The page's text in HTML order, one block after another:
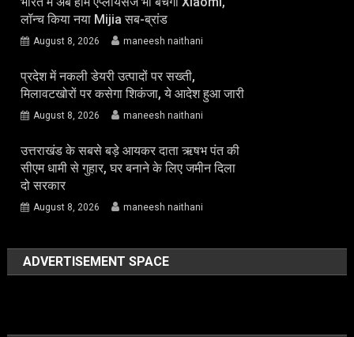
लॉन्च किया नया Mijia सब-ब्रांड
August 8, 2026 maneesh naithani
प्रदेश में नकली डेयरी उत्पादों पर सख्ती,
मिलावटखोरों पर कसेगा शिकंजा, ये आदेश हुआ जारी
August 8, 2026 maneesh naithani
उत्तराखंड के सबसे बड़े आयकर दाता ऋषभ पंत की
सीएम धामी से गुहार, घर बनाने के लिए जमीन दिला
दो सरकार
August 8, 2026 maneesh naithani
ADVERTISEMENT SPACE